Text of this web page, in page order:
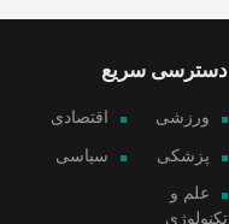
دسترسی سریع
ورزشی اقتصادی
پزشکی سیاسی
علم و
تکنولوژی